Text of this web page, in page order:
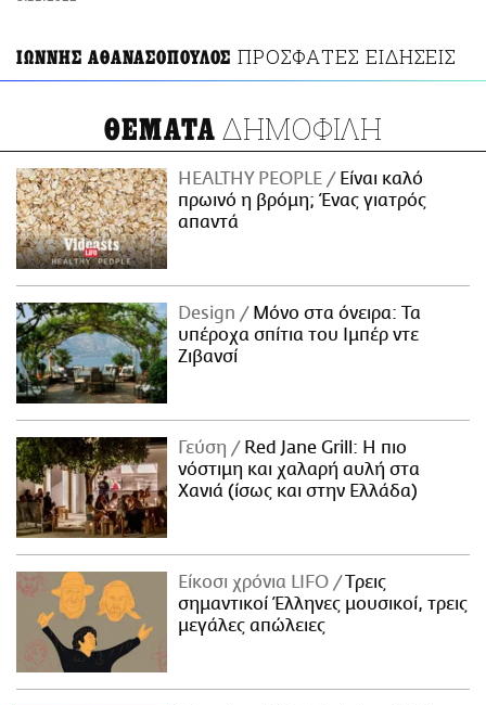
ΙΩΝΝΗΣ ΑΘΑΝΑΣΟΠΟΥΛΟΣ ΠΡΟΣΦΑΤΕΣ ΕΙΔΗΣΕΙΣ
ΘΕΜΑΤΑ ΔΗΜΟΦΙΛΗ
HEALTHY PEOPLE
Είναι καλό
πρωινό η βρόμη; Ένας γιατρός
απαντά
Design
Μόνο στα όνειρα: Τα
υπέροχα σπίτια του Ιμπέρ ντε
Ζιβανσί
Γεύση
Red Jane Grill: Η πιο
νόστιμη και χαλαρή αυλή στα
Χανιά (ίσως και στην Ελλάδα)
Είκοσι χρόνια LIFO
Tρεις
σημαντικοί Έλληνες μουσικοί, τρεις
μεγάλες απώλειες